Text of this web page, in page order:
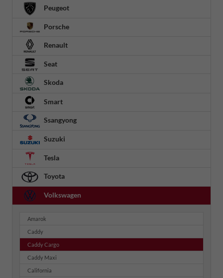
Peugeot
Porsche
Renault
Seat
Skoda
Smart
Ssangyong
Suzuki
Tesla
Toyota
Volkswagen
Amarok
Caddy
Caddy Cargo
Caddy Maxi
California